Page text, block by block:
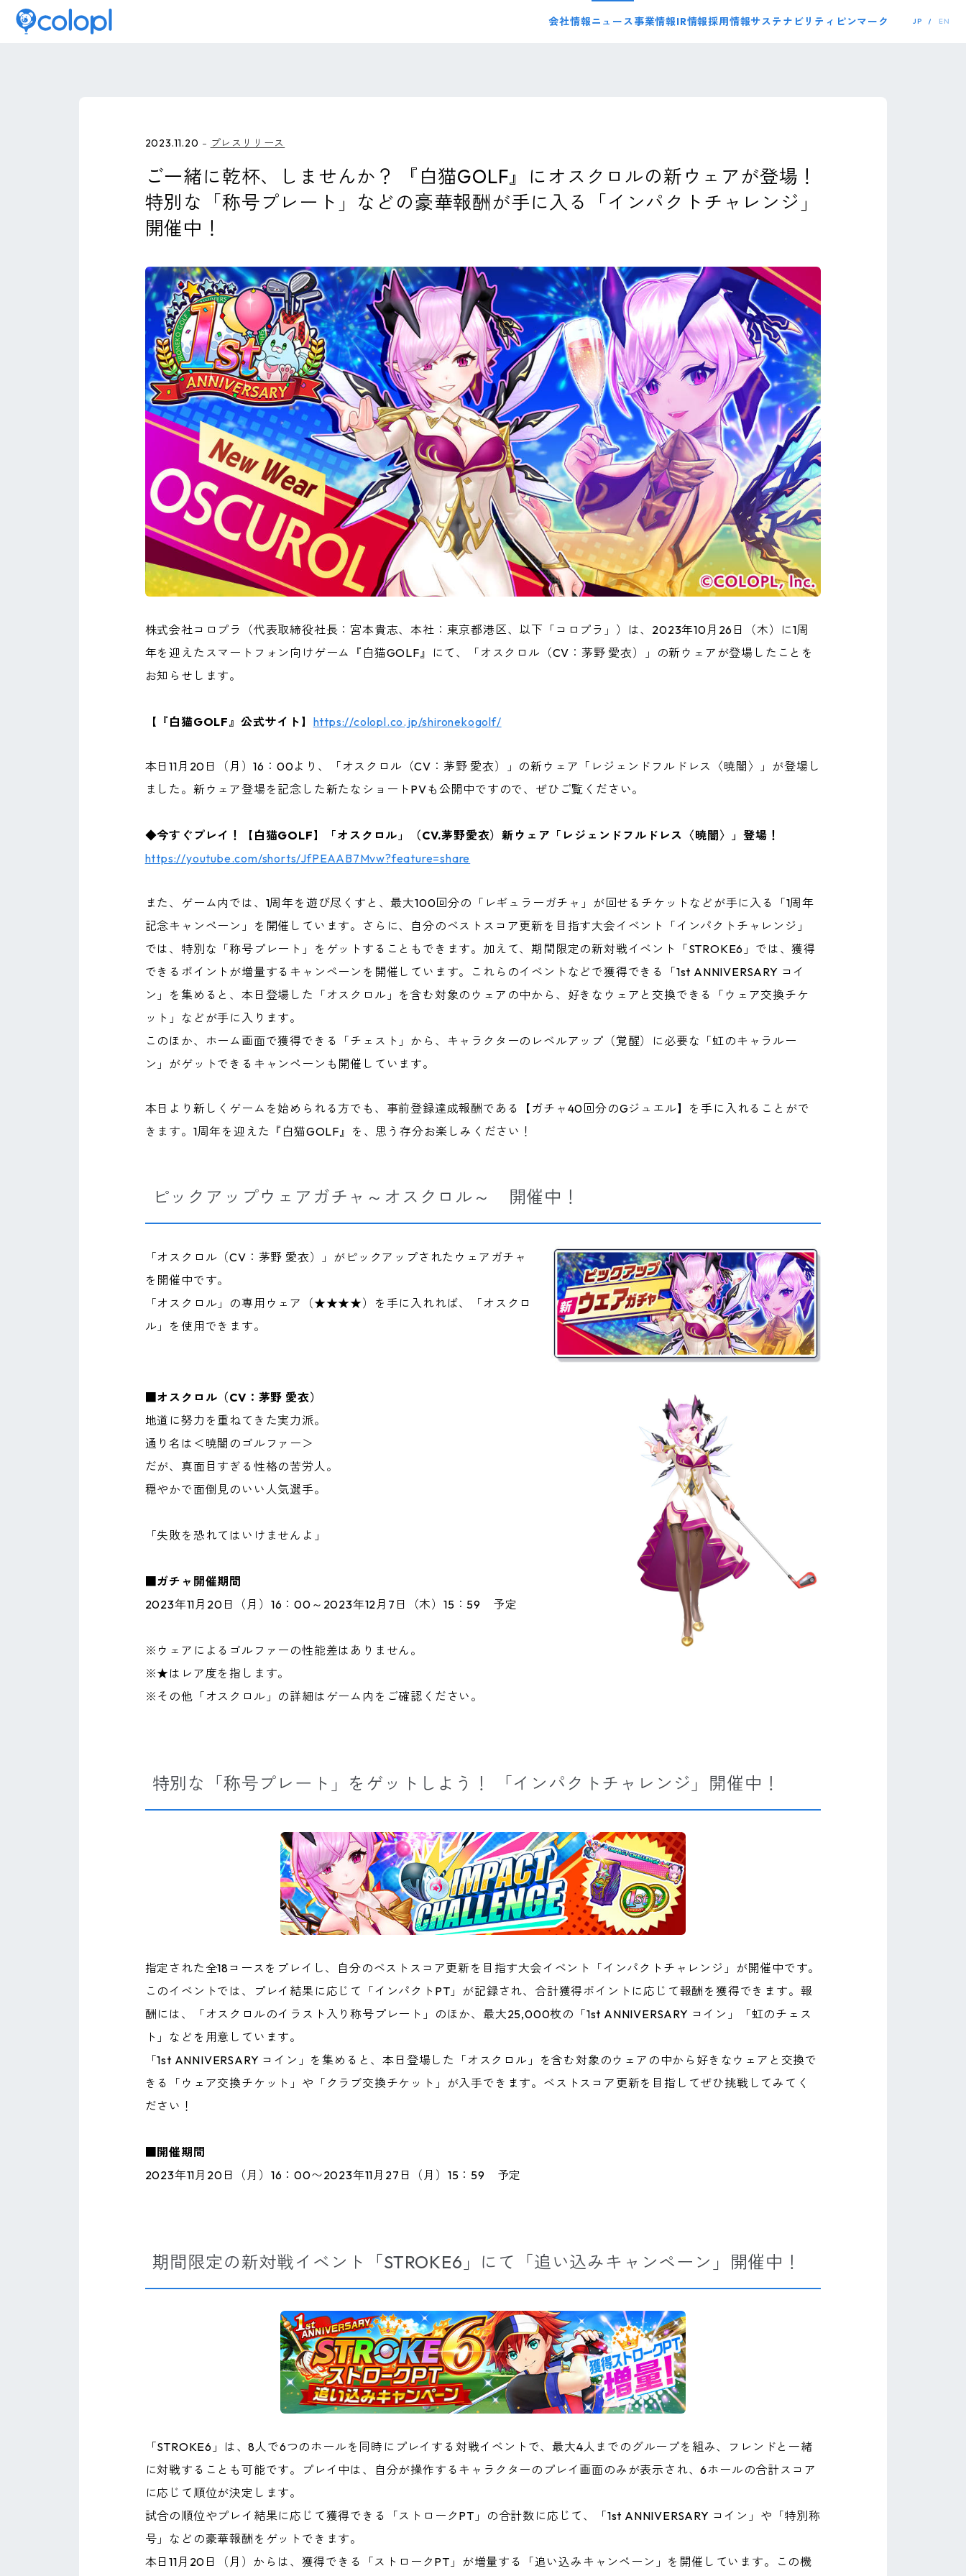
会社情報ニュース事業情報IR情報採用情報サステナビリティ ピンマーク JP EN
2023.11.20 プレスリリース
ご一緒に乾杯、しませんか？ 『白猫GOLF』にオスクロルの新ウェアが登場！
特別な「称号プレート」などの豪華報酬が手に入る「インパクトチャレンジ」
開催中！
株式会社コロプラ（代表取締役社長：宮本貴志、本社：東京都港区、以下「コロプラ」）は、2023年10月26日（木）に1周
年を迎えたスマートフォン向けゲーム『白猫GOLF』にて、「オスクロル（CV：茅野 愛衣）」の新ウェアが登場したことを
お知らせします。
【『白猫GOLF』公式サイト】 https://colopl.co.jp/shironekogolf/
本日11月20日（月）16：00より、「オスクロル（CV：茅野 愛衣）」の新ウェア「レジェンドフルドレス〈暁闇〉」が登場し
ました。新ウェア登場を記念した新たなショートPVも公開中ですので、ぜひご覧ください。
◆今すぐプレイ！【白猫GOLF】「オスクロル」（CV.茅野愛衣）新ウェア「レジェンドフルドレス〈暁闇〉」登場！
https://youtube.com/shorts/JfPEAAB7Mvw?feature=share
また、ゲーム内では、1周年を遊び尽くすと、最大100回分の「レギュラーガチャ」が回せるチケットなどが手に入る「1周年
記念キャンペーン」を開催しています。さらに、自分のベストスコア更新を目指す大会イベント「インパクトチャレンジ」
では、特別な「称号プレート」をゲットすることもできます。加えて、期間限定の新対戦イベント「STROKE6」では、獲得
できるポイントが増量するキャンペーンを開催しています。これらのイベントなどで獲得できる「1st ANNIVERSARY コイ
ン」を集めると、本日登場した「オスクロル」を含む対象のウェアの中から、好きなウェアと交換できる「ウェア交換チケ
ット」などが手に入ります。
このほか、ホーム画面で獲得できる「チェスト」から、キャラクターのレベルアップ（覚醒）に必要な「虹のキャラルー
ン」がゲットできるキャンペーンも開催しています。
本日より新しくゲームを始められる方でも、事前登録達成報酬である【ガチャ40回分のGジュエル】を手に入れることがで
きます。1周年を迎えた『白猫GOLF』を、思う存分お楽しみください！
ピックアップウェアガチャ～オスクロル～ 開催中！
「オスクロル（CV：茅野 愛衣）」がピックアップされたウェアガチャ
を開催中です。
「オスクロル」の専用ウェア（★★★★）を手に入れれば、「オスクロ
ル」を使用できます。
■オスクロル（CV：茅野 愛衣）
地道に努力を重ねてきた実力派。
通り名は＜暁闇のゴルファー＞
だが、真面目すぎる性格の苦労人。
穏やかで面倒見のいい人気選手。
「失敗を恐れてはいけませんよ」
■ガチャ開催期間
2023年11月20日（月）16：00～2023年12月7日（木）15：59 予定
※ウェアによるゴルファーの性能差はありません。
※★はレア度を指します。
※その他「オスクロル」の詳細はゲーム内をご確認ください。
特別な「称号プレート」をゲットしよう！ 「インパクトチャレンジ」開催中！
指定された全18コースをプレイし、自分のベストスコア更新を目指す大会イベント「インパクトチャレンジ」が開催中です。
このイベントでは、プレイ結果に応じて「インパクトPT」が記録され、合計獲得ポイントに応じて報酬を獲得できます。報
酬には、「オスクロルのイラスト入り称号プレート」のほか、最大25,000枚の「1st ANNIVERSARY コイン」「虹のチェス
ト」などを用意しています。
「1st ANNIVERSARY コイン」を集めると、本日登場した「オスクロル」を含む対象のウェアの中から好きなウェアと交換で
きる「ウェア交換チケット」や「クラブ交換チケット」が入手できます。ベストスコア更新を目指してぜひ挑戦してみてく
ださい！
■開催期間
2023年11月20日（月）16：00〜2023年11月27日（月）15：59 予定
期間限定の新対戦イベント「STROKE6」にて「追い込みキャンペーン」開催中！
「STROKE6」は、8人で6つのホールを同時にプレイする対戦イベントで、最大4人までのグループを組み、フレンドと一緒
に対戦することも可能です。プレイ中は、自分が操作するキャラクターのプレイ画面のみが表示され、6ホールの合計スコア
に応じて順位が決定します。
試合の順位やプレイ結果に応じて獲得できる「ストロークPT」の合計数に応じて、「1st ANNIVERSARY コイン」や「特別称
号」などの豪華報酬をゲットできます。
本日11月20日（月）からは、獲得できる「ストロークPT」が増量する「追い込みキャンペーン」を開催しています。この機